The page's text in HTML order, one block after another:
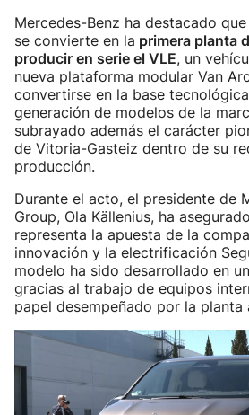
Mercedes-Benz ha destacado
se convierte en la primera planta
producir en serie el VLE, un
nueva plataforma modular Van
convertirse en la base
generación de modelos de la
subrayado además el carácter
de Vitoria-Gasteiz dentro de su
producción.
Durante el acto, el presidente de
Group, Ola Källenius, ha
representa la apuesta de la
innovación y la electrificación
modelo ha sido desarrollado en
gracias al trabajo de equipos
papel desempeñado por la planta